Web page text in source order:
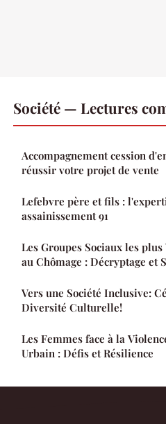
Société — Lectures
Accompagnement cession
réussir votre projet de vente
Lefebvre père et fils :
assainissement 91
Les Groupes Sociaux les
au Chômage : Décryptage et
Vers une Société Inclusive:
Diversité Culturelle!
Les Femmes face à la
Urbain : Défis et Résilience